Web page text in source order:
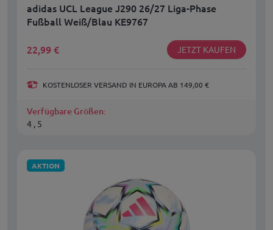
adidas UCL League J290 26/27 Liga-Phase
Fußball Weiß/Blau KE9767
22,99 € JETZT KAUFEN
KOSTENLOSER VERSAND IN EUROPA AB 149,00 €
Verfügbare Größen:
4 , 5
AKTION